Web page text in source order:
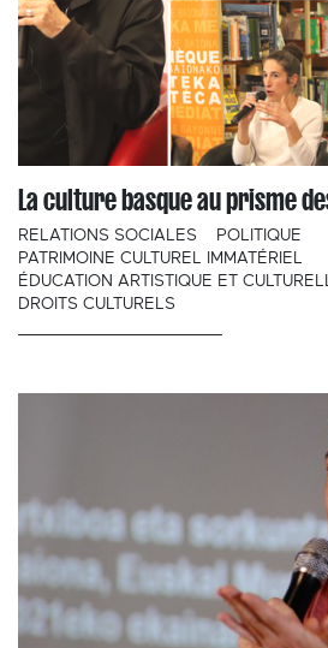
La culture basque au prisme
RELATIONS SOCIALES
POLITIQUE
PATRIMOINE CULTUREL IMMATÉRIEL
ÉDUCATION ARTISTIQUE ET
DROITS CULTURELS